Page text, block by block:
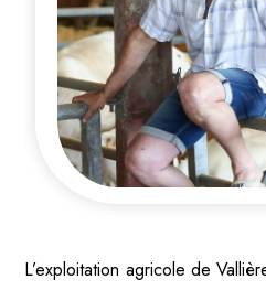
L’exploitation agricole de